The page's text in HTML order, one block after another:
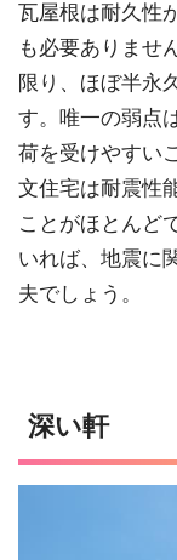
瓦屋根は耐久性
も必要ありませ
限り、ほぼ半永
す。唯一の弱点
荷を受けやすい
文住宅は耐震性
ことがほとんど
いれば、地震に
夫でしょう。
深い軒